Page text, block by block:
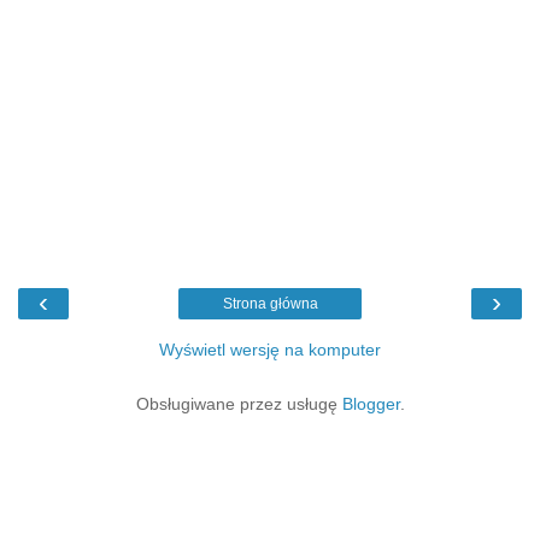
‹ ›
Strona główna
Wyświetl wersję na komputer
Obsługiwane przez usługę Blogger.